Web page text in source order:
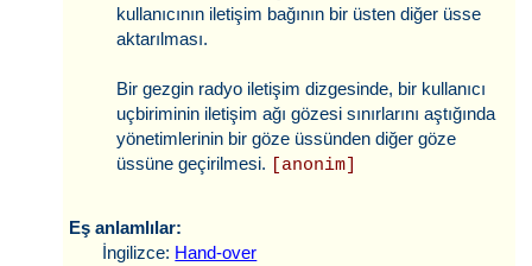
kullanıcının iletişim bağının bir üsten diğer üsse
aktarılması.
Bir gezgin radyo iletişim dizgesinde, bir kullanıcı
uçbiriminin iletişim ağı gözesi sınırlarını aştığında
yönetimlerinin bir göze üssünden diğer göze
üssüne geçirilmesi.
[anonim]
Eş anlamlılar:
İngilizce: Hand-over